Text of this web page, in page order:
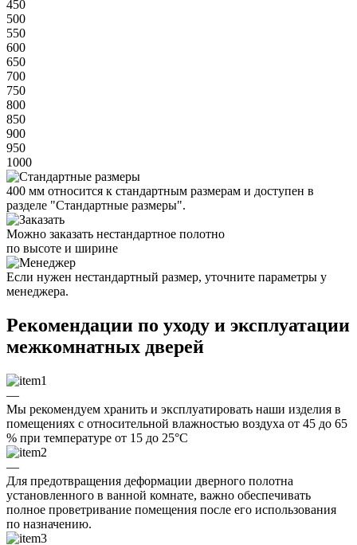
450
500
550
600
650
700
750
800
850
900
950
1000
400 мм относится к стандартным размерам и доступен в
разделе "Стандартные размеры".
Можно заказать нестандартное полотно
по высоте и ширине
Если нужен нестандартный размер, уточните параметры у
менеджера.
Рекомендации по уходу и эксплуатации
межкомнатных дверей
—
Мы рекомендуем хранить и эксплуатировать наши изделия в
помещениях с относительной влажностью воздуха от 45 до 65
% при температуре от 15 до 25°C
—
Для предотвращения деформации дверного полотна
установленного в ванной комнате, важно обеспечивать
полное проветривание помещения после его использования
по назначению.